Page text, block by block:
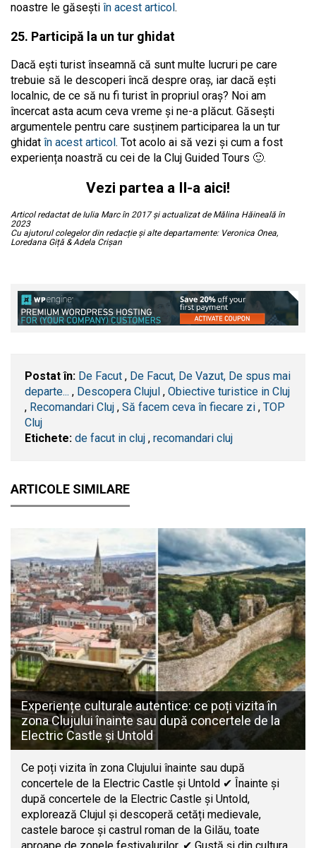
noastre le găsești în acest articol.
25. Participă la un tur ghidat
Dacă ești turist înseamnă că sunt multe lucruri pe care
trebuie să le descoperi încă despre oraș, iar dacă ești
localnic, de ce să nu fi turist în propriul oraș? Noi am
încercat asta acum ceva vreme și ne-a plăcut. Găsești
argumentele pentru care susținem participarea la un tur
ghidat în acest articol. Tot acolo ai să vezi și cum a fost
experiența noastră cu cei de la Cluj Guided Tours 🙂.
Vezi partea a II-a aici!
Articol redactat de Iulia Marc în 2017 și actualizat de Mălina Hăineală în
2023
Cu ajutorul colegelor din redacție și alte departamente: Veronica Onea,
Loredana Giță & Adela Crișan
Postat în: De Facut , De Facut, De Vazut, De spus mai
departe... , Descopera Clujul , Obiective turistice in Cluj
, Recomandari Cluj , Să facem ceva în fiecare zi , TOP
Cluj
Etichete: de facut in cluj , recomandari cluj
ARTICOLE SIMILARE
Experiențe culturale autentice: ce poți vizita în
zona Clujului înainte sau după concertele de la
Electric Castle și Untold
Ce poți vizita în zona Clujului înainte sau după
concertele de la Electric Castle și Untold ✔ Înainte și
după concertele de la Electric Castle și Untold,
explorează Clujul și descoperă cetăți medievale,
castele baroce și castrul roman de la Gilău, toate